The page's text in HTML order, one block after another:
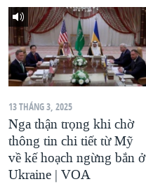
13 THÁNG 3, 2025
Nga thận trọng khi chờ
thông tin chi tiết từ Mỹ
về kế hoạch ngừng bắn ở
Ukraine | VOA